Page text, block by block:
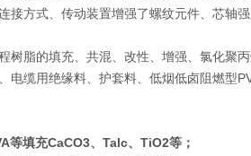
方式、传动装置增强了螺纹元件、芯轴
树脂的填充、共混、改性、增强、氯化聚
电缆用绝缘料、护套料、低烟低卤阻燃型
等填充CaCO3、Talc、TiO2等；